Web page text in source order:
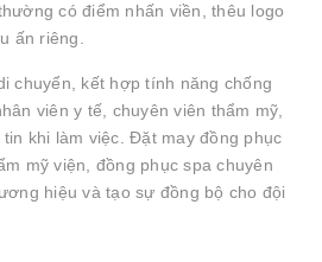
có điểm nhấn viền, thêu logo
ấn riêng.
chuyển, kết hợp tính năng chống
viên y tế, chuyên viên thẩm mỹ,
khi làm việc. Đặt may đồng phục
mỹ viện, đồng phục spa chuyên
hiệu và tạo sự đồng bộ cho đội